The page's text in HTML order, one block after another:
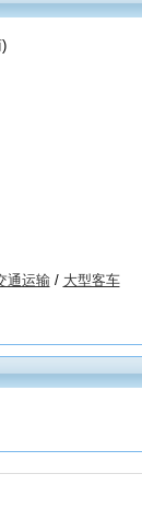
通运输/ 大型客车